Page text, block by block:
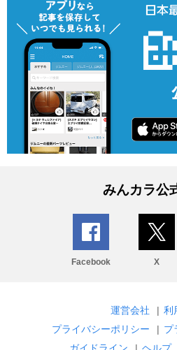
みんカラ公
Facebook X
運営会社 | 利
プライバシーポリシー
| プ
ガイドライン
| ヘルプ